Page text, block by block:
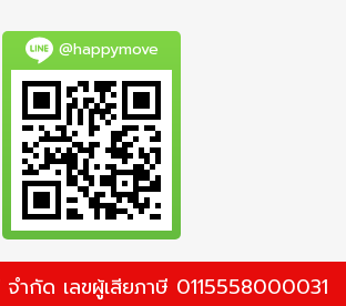
@happymove
ำกัด เลขผู้เสียภาษี 0115558000031